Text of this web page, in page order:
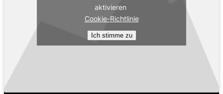
aktivieren
Cookie-Richtlinie
Ich stimme zu